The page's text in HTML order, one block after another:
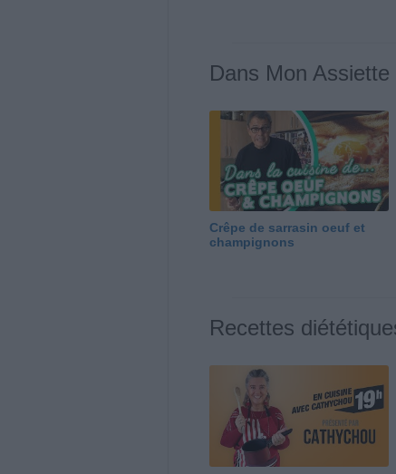
Dans Mon Assiette
Crêpe de sarrasin oeuf et
champignons
Recettes